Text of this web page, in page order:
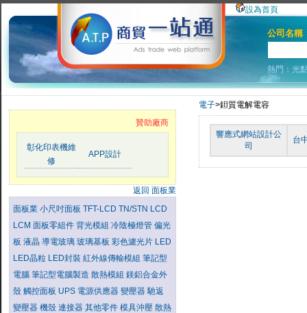
設為首頁
公司名稱
熱門：光
贊助廠商
彰化印表機維
修
APP設計
返回 面板業
面板業 小尺吋面板 TFT-LCD TN/STN LCD
LCM 面板零組件 背光模組 冷陰極燈管 偏光
板 液晶 導電玻璃 玻璃基板 彩色濾光片 LED
LED晶粒 LED封裝 紅外線傳輸模組 筆記型
電腦 筆記型電腦製造 散熱模組 鎂鋁合金外
殼 觸控面板 UPS 電源供應器 變壓器馳返
變壓器 機殼 連接器 其他零件 模具沖壓 散熱
電子>鉭質電解電容
響應式網站設計公
司
台